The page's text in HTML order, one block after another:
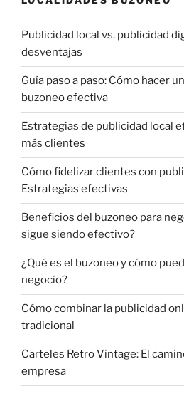
Publicidad local vs. publicidad
desventajas
Guía paso a paso: Cómo hacer
buzoneo efectiva
Estrategias de publicidad local
más clientes
Cómo fidelizar clientes con
Estrategias efectivas
Beneficios del buzoneo para
sigue siendo efectivo?
¿Qué es el buzoneo y cómo
negocio?
Cómo combinar la publicidad
tradicional
Carteles Retro Vintage: El
empresa